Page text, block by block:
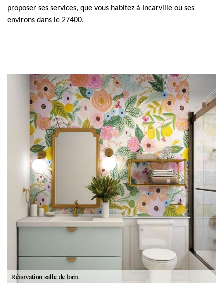
proposer ses services, que vous habitez à Incarville ou ses
environs dans le 27400.